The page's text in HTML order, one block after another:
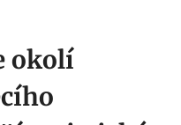
okolí